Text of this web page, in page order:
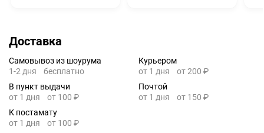
Доставка
Самовывоз из шоурума
1-2 дня
бесплатно
Курьером
от 1 дня
от 200 ₽
В пункт выдачи
от 1 дня
от 100 ₽
Почтой
от 1 дня
от 150 ₽
К постамату
от 1 дня
от 100 ₽